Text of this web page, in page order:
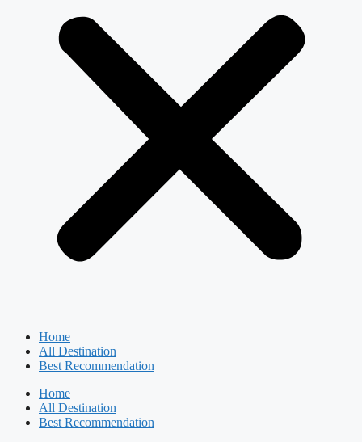
Home
All Destination
Best Recommendation
Home
All Destination
Best Recommendation